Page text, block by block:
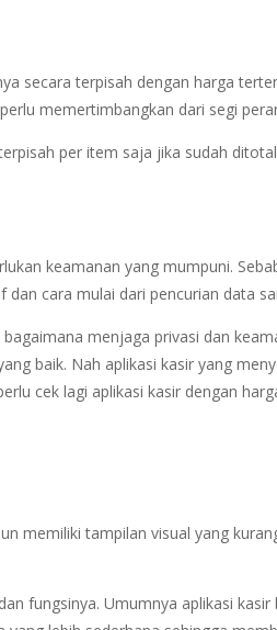
secara terpisah dengan harga
memertimbangkan dari segi
per item saja jika sudah
keamanan yang mumpuni.
cara mulai dari pencurian data
menjaga privasi dan
baik. Nah aplikasi kasir yang
cek lagi aplikasi kasir dengan
memiliki tampilan visual yang
fungsinya. Umumnya aplikasi